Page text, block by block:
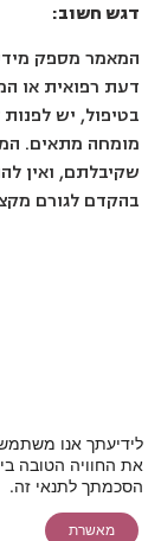
דגש חשוב:
המאמר מספק
דעת רפואית או
בטיפול, יש
מומחה מתאים.
שקיבלתם, ואין
בהקדם לגורם
להצעת מחיר
אונליין ללייזר
את החוויה הטובה
הסכמתך לתנאי זה.
מאשרת